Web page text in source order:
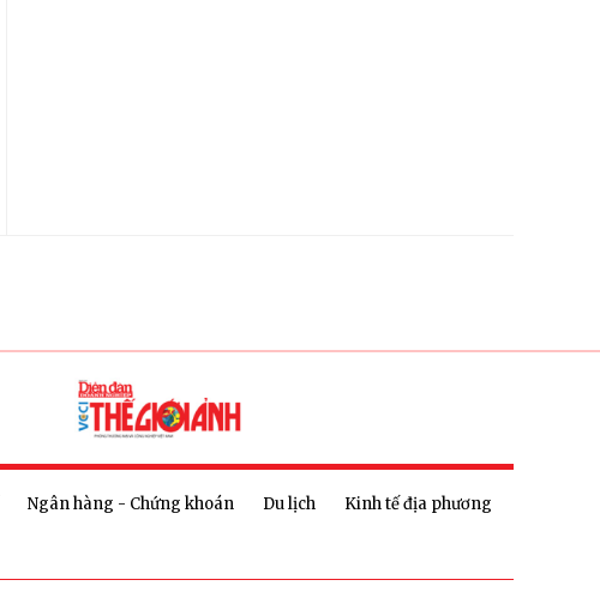
Ngân hàng - Chứng khoán Du lịch
Kinh tế địa phương